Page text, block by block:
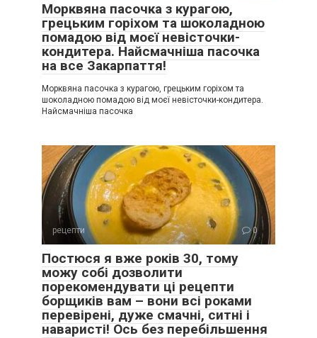
Морквяна пасочка з курагою,
грецьким горіхом та шоколадною
помадою від моєї невісточки-
кондитера. Найсмачніша пасочка
на все Закарпаття!
Морквяна пасочка з курагою, грецьким горіхом та
шоколадною помадою від моєї невісточки-кондитера.
Найсмачніша пасочка
рецепти 0
Постюся я вже років 30, тому
можу собі дозволити
порекомендувати ці рецепти
борщиків вам – вони всі роками
перевірені, дуже смачні, ситні і
наваристі! Ось без перебільшення